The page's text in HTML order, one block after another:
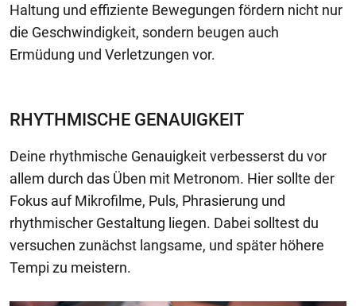
Haltung und effiziente Bewegungen fördern nicht nur
die Geschwindigkeit, sondern beugen auch
Ermüdung und Verletzungen vor.
RHYTHMISCHE GENAUIGKEIT
Deine rhythmische Genauigkeit verbesserst du vor
allem durch das Üben mit Metronom. Hier sollte der
Fokus auf Mikrofilme, Puls, Phrasierung und
rhythmischer Gestaltung liegen. Dabei solltest du
versuchen zunächst langsame, und später höhere
Tempi zu meistern.